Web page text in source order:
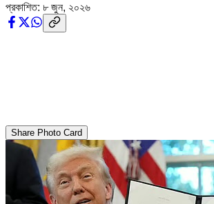
প্রকাশিত: ৮ জুন, ২০২৬
Share Photo Card